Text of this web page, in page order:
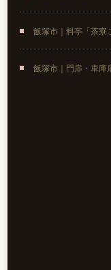
飯塚市｜料亭「茶寮
飯塚市｜門扉・車庫